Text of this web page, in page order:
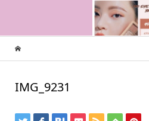
IMG_9231